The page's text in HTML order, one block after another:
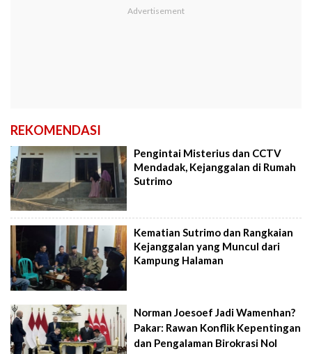
REKOMENDASI
Pengintai Misterius dan CCTV
Mendadak, Kejanggalan di Rumah
Sutrimo
Kematian Sutrimo dan Rangkaian
Kejanggalan yang Muncul dari
Kampung Halaman
Norman Joesoef Jadi Wamenhan?
Pakar: Rawan Konflik Kepentingan
dan Pengalaman Birokrasi Nol